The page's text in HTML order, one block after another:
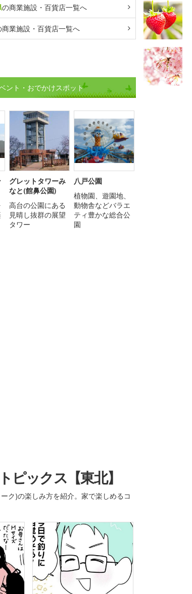
の商業施設・百貨店一覧へ
商業施設・百貨店一覧へ
ント・おでかけスポット
グレットタワーみ
なと(館鼻公園)
高台の公園にある
見晴し抜群の展望
タワー
八戸公園
植物園、遊園地、
動物舎などバラエ
ティ豊かな総合公
園
ピックス【東北】
ク)の楽しみ方を紹介。家で楽しめるコ